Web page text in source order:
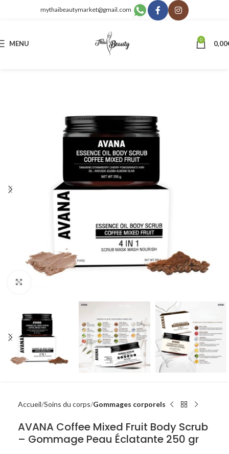
mythaibeautymarket@gmail.com
MENU 0 0,00
Accueil Soins du corps Gommages corporels
AVANA Coffee Mixed Fruit Body Scrub
– Gommage Peau Éclatante 250 gr